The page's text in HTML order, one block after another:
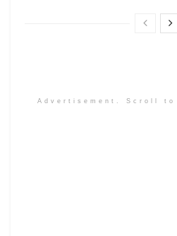
Advertisement. Scroll to